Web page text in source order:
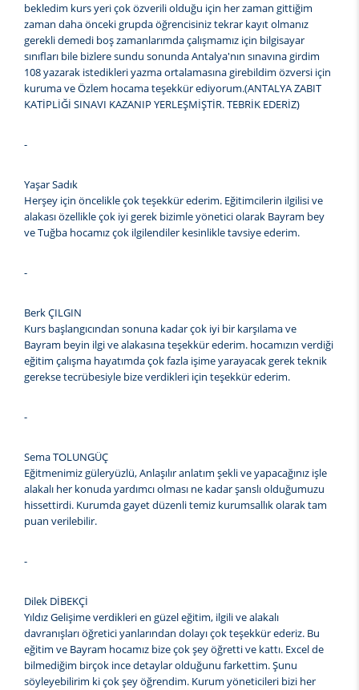
bekledim kurs yeri çok özverili olduğu için her zaman gittiğim
zaman daha önceki grupda öğrencisiniz tekrar kayıt olmanız
gerekli demedi boş zamanlarımda çalışmamız için bilgisayar
sınıfları bile bizlere sundu sonunda Antalya'nın sınavına girdim
108 yazarak istedikleri yazma ortalamasına girebildim özversi için
kuruma ve Özlem hocama teşekkür ediyorum.(ANTALYA ZABIT
KATİPLİĞİ SINAVI KAZANIP YERLEŞMİŞTİR. TEBRİK EDERİZ)
-
Yaşar Sadık
Herşey için öncelikle çok teşekkür ederim. Eğitimcilerin ilgilisi ve
alakası özellikle çok iyi gerek bizimle yönetici olarak Bayram bey
ve Tuğba hocamız çok ilgilendiler kesinlikle tavsiye ederim.
-
Berk ÇILGIN
Kurs başlangıcından sonuna kadar çok iyi bir karşılama ve
Bayram beyin ilgi ve alakasına teşekkür ederim. hocamızın verdiği
eğitim çalışma hayatımda çok fazla işime yarayacak gerek teknik
gerekse tecrübesiyle bize verdikleri için teşekkür ederim.
-
Sema TOLUNGÜÇ
Eğitmenimiz güleryüzlü, Anlaşılır anlatım şekli ve yapacağınız işle
alakalı her konuda yardımcı olması ne kadar şanslı olduğumuzu
hissettirdi. Kurumda gayet düzenli temiz kurumsallık olarak tam
puan verilebilir.
-
Dilek DİBEKÇİ
Yıldız Gelişime verdikleri en güzel eğitim, ilgili ve alakalı
davranışları öğretici yanlarından dolayı çok teşekkür ederiz. Bu
eğitim ve Bayram hocamız bize çok şey öğretti ve kattı. Excel de
bilmediğim birçok ince detaylar olduğunu farkettim. Şunu
söyleyebilirim ki çok şey öğrendim. Kurum yöneticileri bizi her